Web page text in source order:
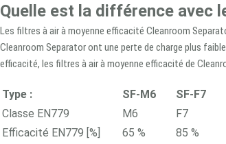
Quelle est la différence avec
Les filtres à air à moyenne efficacité Cleanroom
Cleanroom Separator ont une perte de charge plus
efficacité, les filtres à air à moyenne efficacité de
Type : SF-M6 SF-F7
Classe EN779
M6 F7
Efficacité EN779 [%]
65 % 85 %